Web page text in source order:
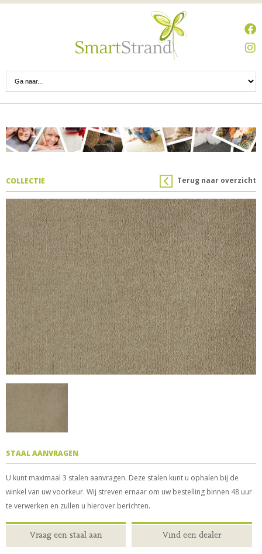
Terug naar overzicht
COLLECTIE
STAAL AANVRAGEN
U kunt maximaal 3 stalen aanvragen. Deze stalen kunt u ophalen bij de
winkel van uw voorkeur. Wij streven ernaar om uw bestelling binnen 48 uur
te verwerken en zullen u hierover berichten.
Vraag een staal aan Vind een dealer